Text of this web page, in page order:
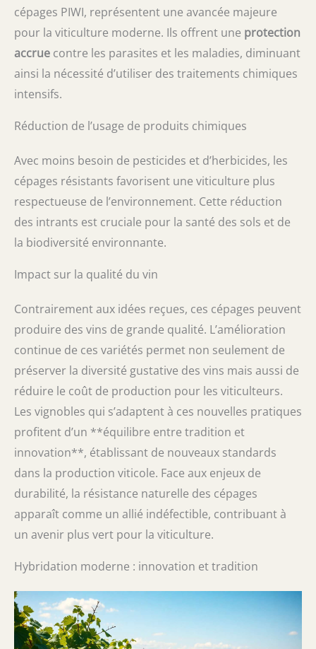
cépages PIWI, représentent une avancée majeure
pour la viticulture moderne. Ils offrent une protection
accrue contre les parasites et les maladies, diminuant
ainsi la nécessité d’utiliser des traitements chimiques
intensifs.
Réduction de l’usage de produits chimiques
Avec moins besoin de pesticides et d’herbicides, les
cépages résistants favorisent une viticulture plus
respectueuse de l’environnement. Cette réduction
des intrants est cruciale pour la santé des sols et de
la biodiversité environnante.
Impact sur la qualité du vin
Contrairement aux idées reçues, ces cépages peuvent
produire des vins de grande qualité. L’amélioration
continue de ces variétés permet non seulement de
préserver la diversité gustative des vins mais aussi de
réduire le coût de production pour les viticulteurs.
Les vignobles qui s’adaptent à ces nouvelles pratiques
profitent d’un **équilibre entre tradition et
innovation**, établissant de nouveaux standards
dans la production viticole. Face aux enjeux de
durabilité, la résistance naturelle des cépages
apparaît comme un allié indéfectible, contribuant à
un avenir plus vert pour la viticulture.
Hybridation moderne : innovation et tradition